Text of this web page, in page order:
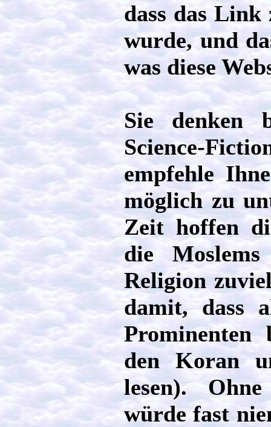
dass das Link
wurde, und
was diese
Sie denken
Science-
empfehle
möglich zu
Zeit hoffen
die
Religion
damit, dass
Prominenten
den Koran
lesen).
würde fast